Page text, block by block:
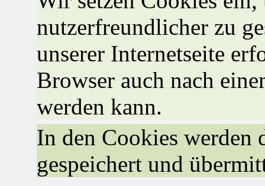
nutzerfreundlicher zu
unserer Internetseite
Browser auch nach
werden kann.
In den Cookies werden
gespeichert und